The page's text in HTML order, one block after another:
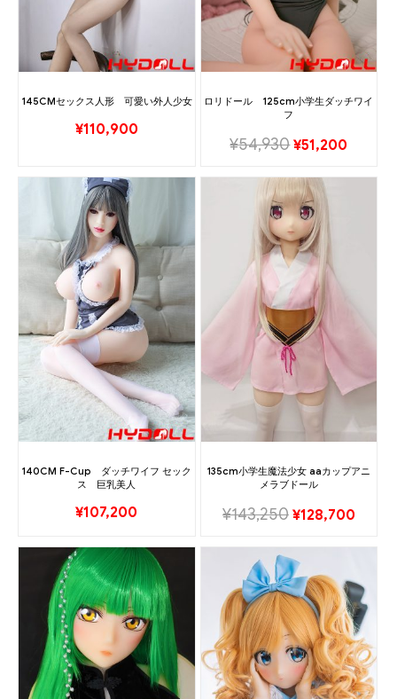
145CMセックス人形 可愛い外人少女
¥110,900
ロリドール 125cm小学生ダッチワイ
フ
¥54,930 ¥51,200
140CM F-Cup ダッチワイフ セック
ス 巨乳美人
¥107,200
135cm小学生魔法少女 aaカップアニ
メラブドール
¥143,250 ¥128,700